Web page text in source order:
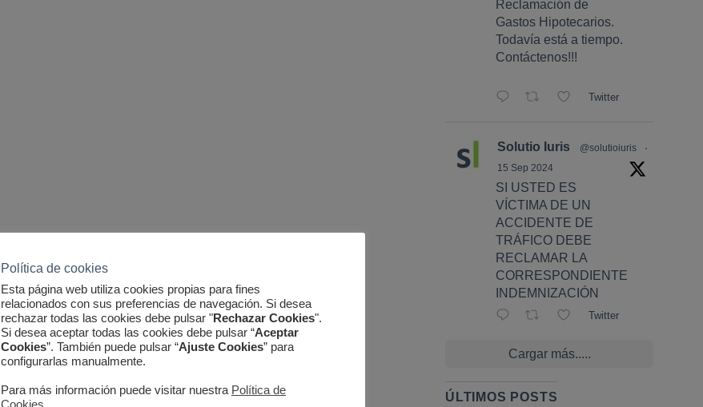
Reclamación de
Gastos Hipotecarios.
Todavía está a tiempo.
Contáctenos!!!
Twitter
Solutio Iuris @solutioiuris
·
15 Sep 2024
SI USTED ES
VÍCTIMA DE UN
ACCIDENTE DE
TRÁFICO DEBE
RECLAMAR LA
CORRESPONDIENTE
INDEMNIZACIÓN
Twitter
Cargar más.....
ÚLTIMOS POSTS
Política de cookies
Esta página web utiliza cookies propias para fines
relacionados con sus preferencias de navegación. Si desea
rechazar todas las cookies debe pulsar "Rechazar Cookies".
Si desea aceptar todas las cookies debe pulsar “Aceptar
Cookies”. También puede pulsar “Ajuste Cookies” para
configurarlas manualmente.
Para más información puede visitar nuestra Política de
Cookies